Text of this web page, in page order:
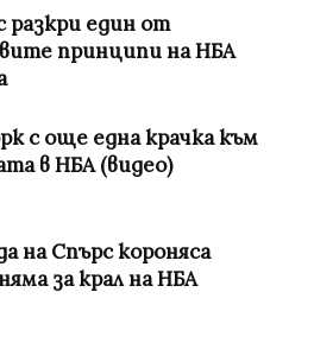
разкри един от
принципи на НБА
с още една крачка към
в НБА (видео)
на Спърс короняса
за крал на НБА